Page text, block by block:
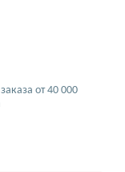
от 40 000